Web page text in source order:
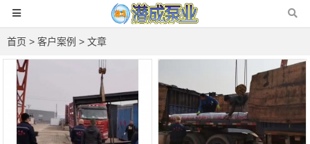
首页 > 客户案例 > 文章